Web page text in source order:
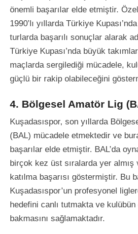
önemli başarılar elde etmiştir.
1990’lı yıllarda Türkiye Kupası’nda
turlarda başarılı sonuçlar alarak
Türkiye Kupası’nda büyük
maçlarda sergilediği mücadele,
güçlü bir rakip olabileceğini
4. Bölgesel Amatör Lig
Kuşadasıspor, son yıllarda
(BAL) mücadele etmektedir ve
başarılar elde etmiştir. BAL’da
birçok kez üst sıralarda yer almış
katılma başarısı göstermiştir. Bu
Kuşadasıspor’un profesyonel
hedefini canlı tutmakta ve
bakmasını sağlamaktadır.